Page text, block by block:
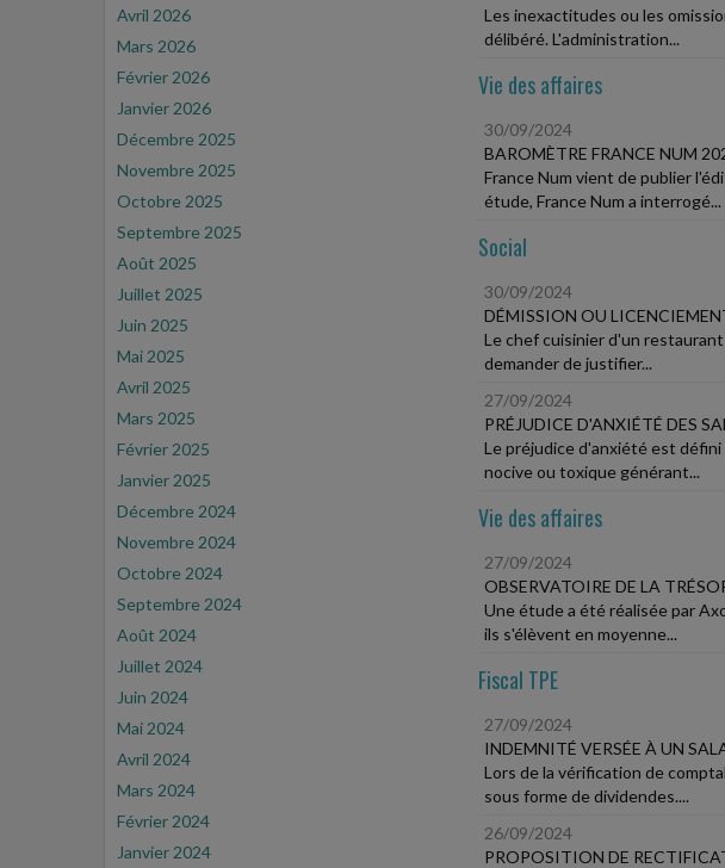
Avril 2026
Mars 2026
Février 2026
Janvier 2026
Décembre 2025
Novembre 2025
Octobre 2025
Septembre 2025
Août 2025
Juillet 2025
Juin 2025
Mai 2025
Avril 2025
Mars 2025
Février 2025
Janvier 2025
Décembre 2024
Novembre 2024
Octobre 2024
Septembre 2024
Août 2024
Juillet 2024
Juin 2024
Mai 2024
Avril 2024
Mars 2024
Février 2024
Janvier 2024
Les inexactitudes ou les
délibéré. L'administration...
Vie des affaires
30/09/2024
BAROMÈTRE FRANCE NUM
France Num vient de publier
étude, France Num a interrogé...
Social
30/09/2024
DÉMISSION OU
Le chef cuisinier d'un
demander de justifier...
27/09/2024
PRÉJUDICE D'ANXIÉTÉ DES
Le préjudice d'anxiété est
nocive ou toxique générant...
Vie des affaires
27/09/2024
OBSERVATOIRE DE LA
Une étude a été réalisée par
ils s'élèvent en moyenne...
Fiscal TPE
27/09/2024
INDEMNITÉ VERSÉE À UN
Lors de la vérification de
sous forme de dividendes....
26/09/2024
PROPOSITION DE